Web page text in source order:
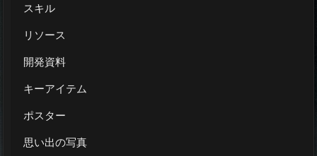
スキル
リソース
開発資料
キーアイテム
ポスター
思い出の写真